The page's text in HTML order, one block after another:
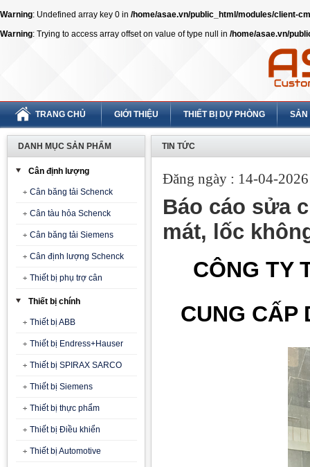
Warning: Undefined array key 0 in /home/asae.vn/public_html/modules/client-
Warning: Trying to access array offset on value of type null in /home/asae.vn/
TRANG CHỦ GIỚI THIỆU THIẾT BỊ DỰ PHÒNG SẢN
DANH MỤC SẢN PHẨM
Cân định lượng
Cân băng tải Schenck
Cân tàu hỏa Schenck
Cân băng tải Siemens
Cân định lượng Schenck
Thiết bị phụ trợ cân
Thiết bị chính
Thiết bị ABB
Thiết bị Endress+Hauser
Thiết bị SPIRAX SARCO
Thiết bị Siemens
Thiết bị thực phẩm
Thiết bị Điều khiển
Thiết bị Automotive
TIN TỨC
Đăng ngày : 14-04-
Báo cáo sửa
mát, lốc
CÔNG TY
CUNG CẤP